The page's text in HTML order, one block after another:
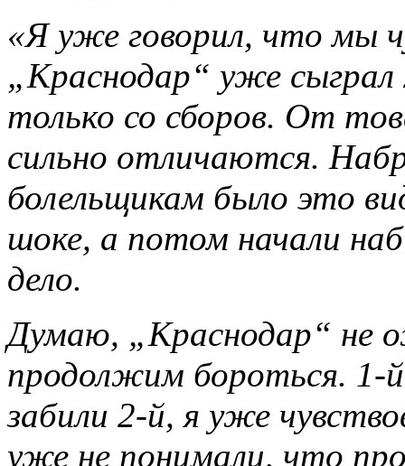
«Я уже говорил, что мы
„Краснодар“ уже
только со сборов. От
сильно отличаются.
болельщикам было это
шоке, а потом начали
дело.
Думаю, „Краснодар“ не
продолжим бороться. 1-
забили 2-й, я уже
уже не понимали, что